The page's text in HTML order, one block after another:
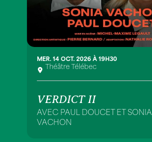
MER. 14 OCT. 2026 À 19H30
Théâtre Télébec
VERDICT II
AVEC PAUL DOUCET ET SONIA
VACHON